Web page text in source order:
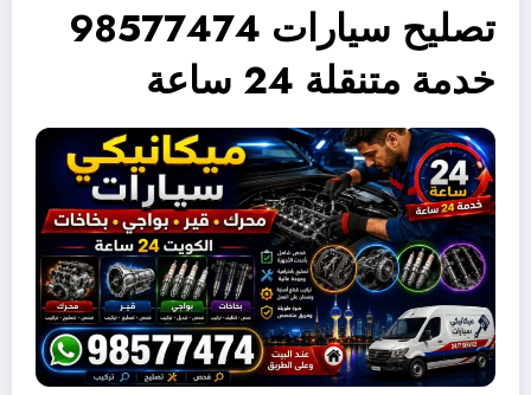
تصليح سيارات 98577474
خدمة متنقلة 24 ساعة